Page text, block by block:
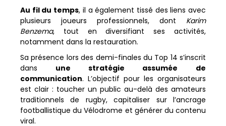
Au fil du temps, il a également tissé des liens avec
plusieurs joueurs professionnels, dont Karim
Benzema, tout en diversifiant ses activités,
notamment dans la restauration.
Sa présence lors des demi-finales du Top 14 s’inscrit
dans une stratégie assumée
de
communication. L’objectif pour les organisateurs
est clair : toucher un public au-delà des amateurs
traditionnels de rugby, capitaliser sur l’ancrage
footballistique du Vélodrome et générer du contenu
viral.